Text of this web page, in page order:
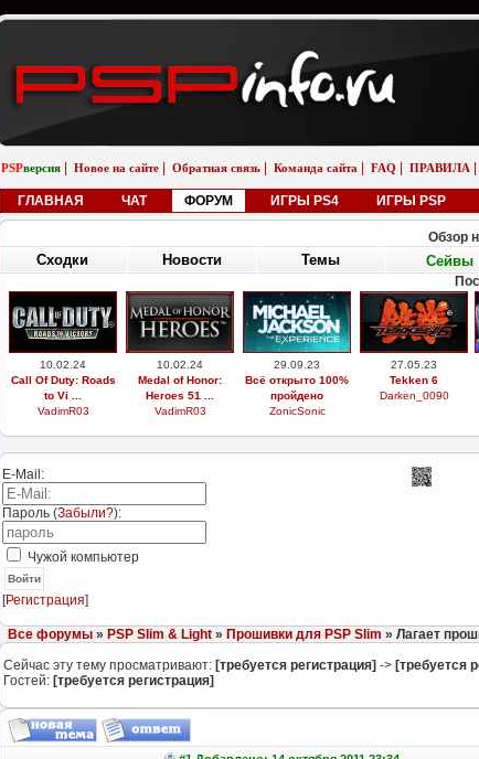
PSPверсия Новое на сайте Обратная связь Команда сайта FAQ ПРАВИЛА
ГЛАВНАЯ ЧАТ ФОРУМ ИГРЫ PS4 ИГРЫ PSP
Обзор
Сходки Новости Темы Сейвы
29.03.26
Выдающиеся
звери, легоси ...
M9xxsi
19.02.26
Бугатти вейрон
возле реки
iosifreshetnik
01.01.26
saab 9-5 универсал
aero
saabinside
01.01.26
saab 9-5 универсал
снег
E-Mail:
Пароль (Забыли?):
Чужой компьютер
Войти
[Регистрация]
Все форумы» PSP Slim & Light» Прошивки для PSP Slim » Лагает
Сейчас эту тему просматривают: [требуется регистрация] -> [требуется
Гостей: [требуется регистрация]